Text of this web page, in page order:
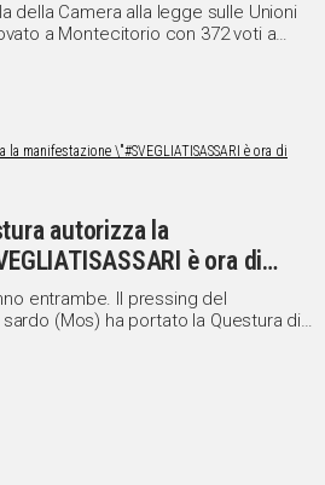
della Camera alla legge sulle Unioni
a Montecitorio con 372 voti a
La proclamazione del risultato
da un forte applauso dai banchi
autorizza la
è ora di
entrambe. Il pressing del
(Mos) ha portato la Questura di
è ora di essere
legge sulle unioni civili, in